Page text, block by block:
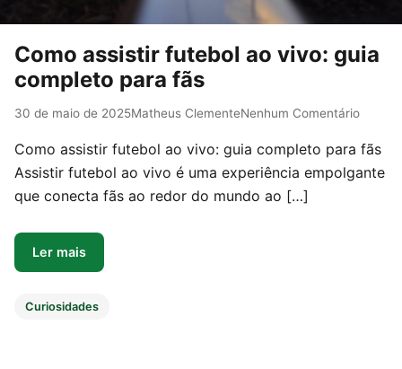
Como assistir futebol ao vivo: guia
completo para fãs
30 de maio de 2025Matheus ClementeNenhum Comentário
Como assistir futebol ao vivo: guia completo para fãs
Assistir futebol ao vivo é uma experiência empolgante
que conecta fãs ao redor do mundo ao […]
Ler mais
Curiosidades